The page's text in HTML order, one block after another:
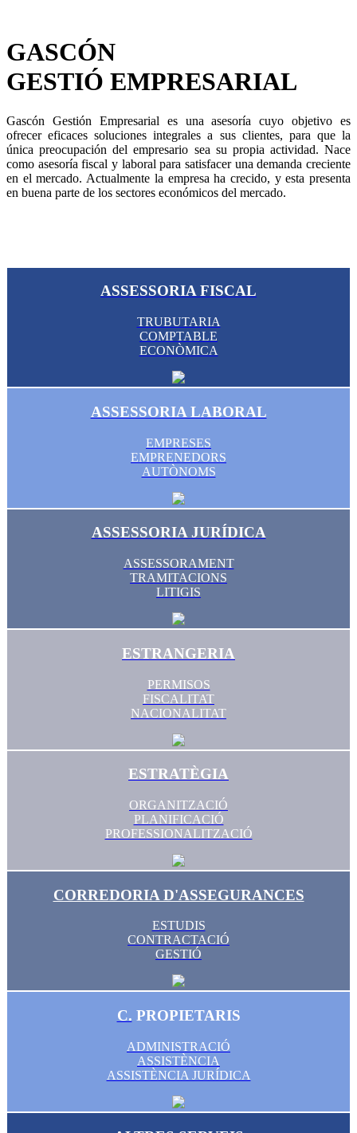
GASCÓN
GESTIÓ EMPRESARIAL
Gascón Gestión Empresarial es una asesoría cuyo objetivo es
ofrecer eficaces soluciones integrales a sus clientes, para que la
única preocupación del empresario sea su propia actividad. Nace
como asesoría fiscal y laboral para satisfacer una demanda creciente
en el mercado. Actualmente la empresa ha crecido, y esta presenta
en buena parte de los sectores económicos del mercado.
ASSESSORIA FISCAL
TRUBUTARIA
COMPTABLE
ECONÒMICA
ASSESSORIA LABORAL
EMPRESES
EMPRENEDORS
AUTÒNOMS
ASSESSORIA JURÍDICA
ASSESSORAMENT
TRAMITACIONS
LITIGIS
ESTRANGERIA
PERMISOS
FISCALITAT
NACIONALITAT
ESTRATÈGIA
ORGANITZACIÓ
PLANIFICACIÓ
PROFESSIONALITZACIÓ
CORREDORIA D'ASSEGURANCES
ESTUDIS
CONTRACTACIÓ
GESTIÓ
C. PROPIETARIS
ADMINISTRACIÓ
ASSISTÈNCIA
ASSISTÈNCIA JURÍDICA